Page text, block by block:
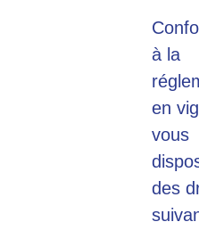
à la
en
vous
des